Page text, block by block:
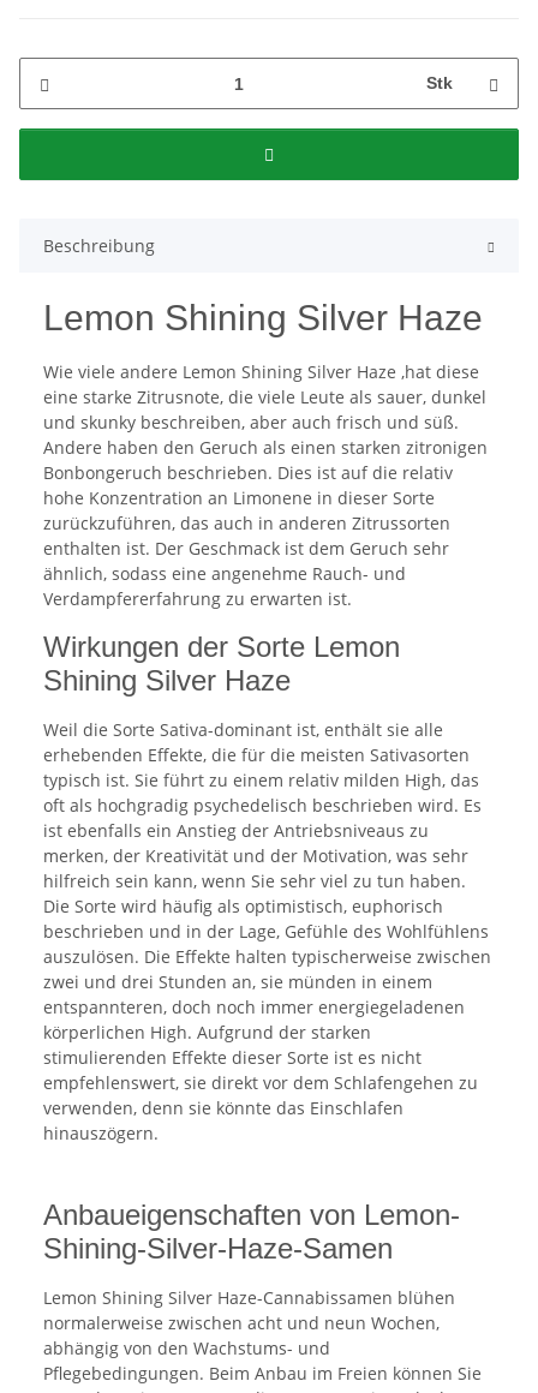
Stk
Beschreibung
Lemon Shining Silver Haze
Wie viele andere Lemon Shining Silver Haze ,hat diese
eine starke Zitrusnote, die viele Leute als sauer, dunkel
und skunky beschreiben, aber auch frisch und süß.
Andere haben den Geruch als einen starken zitronigen
Bonbongeruch beschrieben. Dies ist auf die relativ
hohe Konzentration an Limonene in dieser Sorte
zurückzuführen, das auch in anderen Zitrussorten
enthalten ist. Der Geschmack ist dem Geruch sehr
ähnlich, sodass eine angenehme Rauch- und
Verdampfererfahrung zu erwarten ist.
Wirkungen der Sorte Lemon
Shining Silver Haze
Weil die Sorte Sativa-dominant ist, enthält sie alle
erhebenden Effekte, die für die meisten Sativasorten
typisch ist. Sie führt zu einem relativ milden High, das
oft als hochgradig psychedelisch beschrieben wird. Es
ist ebenfalls ein Anstieg der Antriebsniveaus zu
merken, der Kreativität und der Motivation, was sehr
hilfreich sein kann, wenn Sie sehr viel zu tun haben.
Die Sorte wird häufig als optimistisch, euphorisch
beschrieben und in der Lage, Gefühle des Wohlfühlens
auszulösen. Die Effekte halten typischerweise zwischen
zwei und drei Stunden an, sie münden in einem
entspannteren, doch noch immer energiegeladenen
körperlichen High. Aufgrund der starken
stimulierenden Effekte dieser Sorte ist es nicht
empfehlenswert, sie direkt vor dem Schlafengehen zu
verwenden, denn sie könnte das Einschlafen
hinauszögern.
Anbaueigenschaften von Lemon-
Shining-Silver-Haze-Samen
Lemon Shining Silver Haze-Cannabissamen blühen
normalerweise zwischen acht und neun Wochen,
abhängig von den Wachstums- und
Pflegebedingungen. Beim Anbau im Freien können Sie